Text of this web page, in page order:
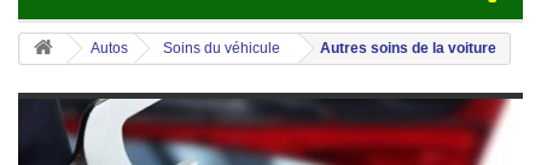
Autos Soins du véhicule Autres soins de la voiture